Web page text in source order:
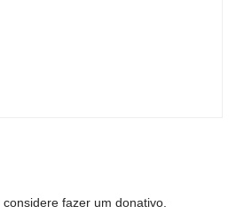
fazer um donativo.